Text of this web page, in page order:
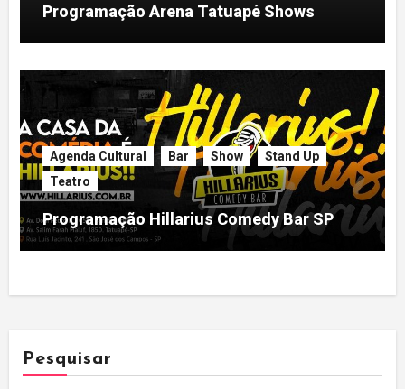
Programação Arena Tatuapé Shows
Agenda Cultural Bar Show
Stand Up
Teatro
Programação Hillarius Comedy Bar SP
Pesquisar